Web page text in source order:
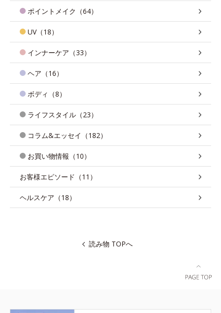
ポイントメイク（64）
UV（18）
インナーケア（33）
ヘア（16）
ボディ（8）
ライフスタイル（23）
コラム&エッセイ（182）
お買い物情報（10）
お客様エピソード（11）
ヘルスケア（18）
読み物 TOPへ